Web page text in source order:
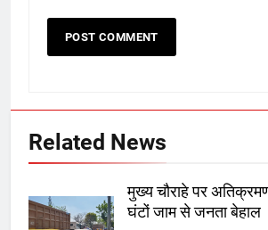
Related News
मुख्य चौराहे पर
घंटों जाम से जनता बेहाल